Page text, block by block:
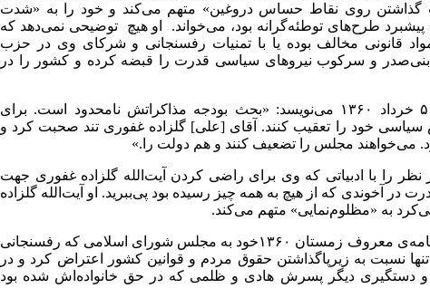
گذاشتن روی نقاط حساس دروغین» متهم می‌کند و خود را به «شدت
طرح‌های توطئه‌گرانه بود، می‌خواند. او هیچ توضیحی نمی‌دهد که
مواد قانونی مخالف بوده یا با تمنیات رفسنجانی و شرکای وی در حزب
بنی‌صدر و سرکوب نیروهای سیاسی قدرت را قبضه کرده و کشور را در
سه شنبه ۵ خرداد ۱۳۶۰ می‌نویسد: «بحث بودجه مذاکراتش نامحدود است. برای
خود را تعقیب کنند. آقای [علی] گلزاده غفوری تند صحبت کرد و
می‌خواهند مجلس را تضعیف کنند و هم دولت را.»
نظر را با ادبیاتی که وی برای راضی کردن آیت‌الله گلزاده غفوری جهت
در آخوندی که از هیچ به همه چیز رسیده بود پی‌ببرید. او آیت‌الله گلزاده
به «مظلوم‌نمایی» متهم می‌کند.
در حالی‌که آیت‌الله گلزاده‌ی غفوری حتی در نامه‌ی معروف زمستان ۱۳۶۰خود به مجلس شورای اسلامی که رفسنجانی
نسبت به زیرپاگذاشتن حقوق مردم و قوانین کشور اعتراض کرد و در
دستگیری دیگر پسرش هادی و ظلمی که در حق خانواده‌اش شده بود